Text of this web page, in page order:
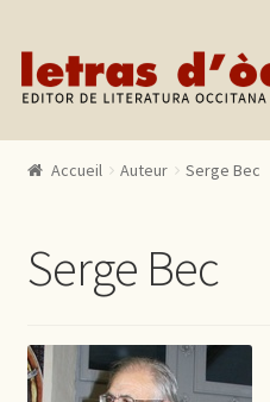
Aller à la navigation
Aller au contenu
Catalogue
Actualités
Contact
Accueil Auteur Serge Bec
Serge Bec